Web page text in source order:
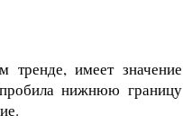
имеет значение
нижнюю границу